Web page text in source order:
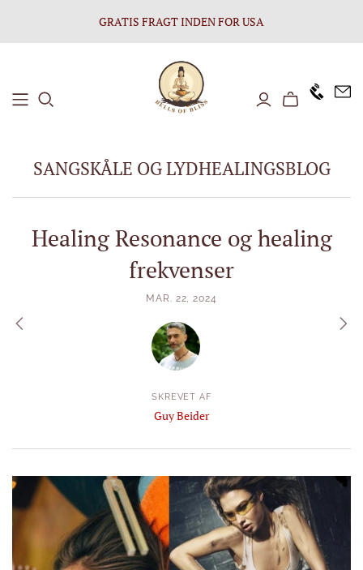
GRATIS FRAGT INDEN FOR USA
SANGSKÅLE OG LYDHEALINGSBLOG
Healing Resonance og healing
frekvenser
MAR. 22, 2024
SKREVET AF
Guy Beider